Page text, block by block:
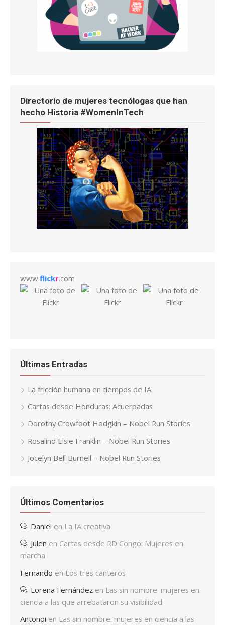
Directorio de mujeres tecnólogas que han
hecho Historia #WomenInTech
www.flickr.com
Últimas Entradas
La fricción humana en tiempos de IA
Cartas desde Honduras: Acuerpadas
Dorothy Crowfoot Hodgkin – Nobel Run Stories
Rosalind Elsie Franklin – Nobel Run Stories
Jocelyn Bell Burnell – Nobel Run Stories
Últimos Comentarios
Daniel en La IA creativa
Julen en Cartas desde RD Congo: Mujeres en
marcha
Fernando en Los tres canteros
Lorena Fernández en Las sin nombre: mujeres en
ciencia a las que arrebataron su visibilidad
Antonoi en Las sin nombre: mujeres en ciencia a las